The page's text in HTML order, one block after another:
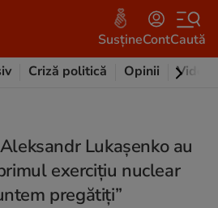
SusțineContCaută
Criză politică Opinii Video
Lukașenko au
exercițiu nuclear
pregătiți”